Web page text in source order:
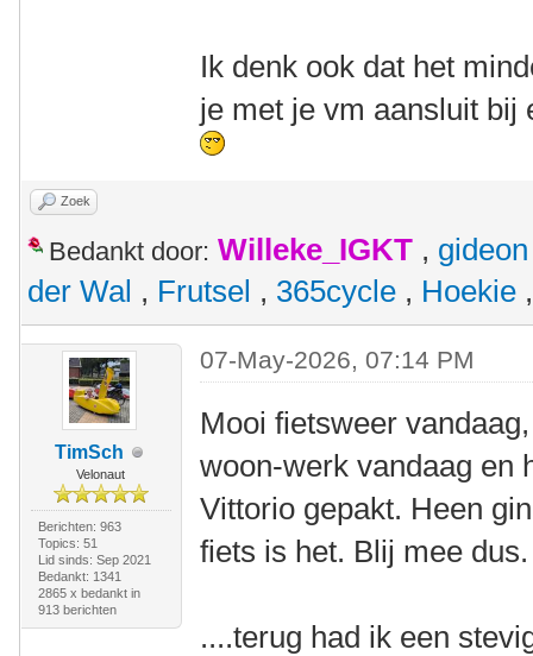
Ik denk ook dat het
je met je vm aansluit
Zoek
Bedankt door: Willeke_IGKT , gideon
der Wal , Frutsel , 365cycle , Hoekie
TimSch
Velonaut
Berichten: 963
Topics: 51
Lid sinds: Sep 2021
Bedankt: 1341
2865 x bedankt in
913 berichten
07-May-2026, 07:14 PM
Mooi fietsweer
woon-werk vandaag en
Vittorio gepakt. Heen
fiets is het. Blij mee
....terug had ik een